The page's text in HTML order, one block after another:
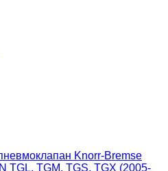
Knorr-Bremse
TGL, TGM, TGS, TGX (2005-